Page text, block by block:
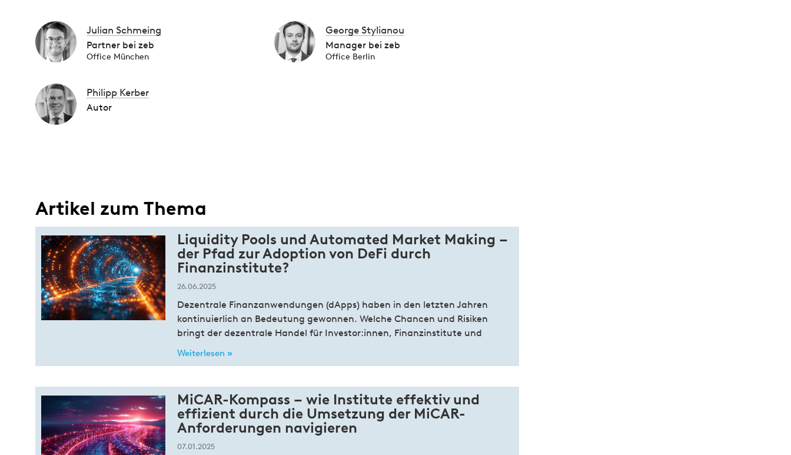
Julian Schmeing
Partner bei zeb
Office München
George Stylianou
Manager bei zeb
Office Berlin
Philipp Kerber
Autor
Artikel zum Thema
Liquidity Pools und Automated Market Making –
der Pfad zur Adoption von DeFi durch
Finanzinstitute?
26.06.2025
Dezentrale Finanzanwendungen (dApps) haben in den letzten Jahren
kontinuierlich an Bedeutung gewonnen. Welche Chancen und Risiken
bringt der dezentrale Handel für Investor:innen, Finanzinstitute und
Weiterlesen »
MiCAR-Kompass – wie Institute effektiv und
effizient durch die Umsetzung der MiCAR-
Anforderungen navigieren
07.01.2025